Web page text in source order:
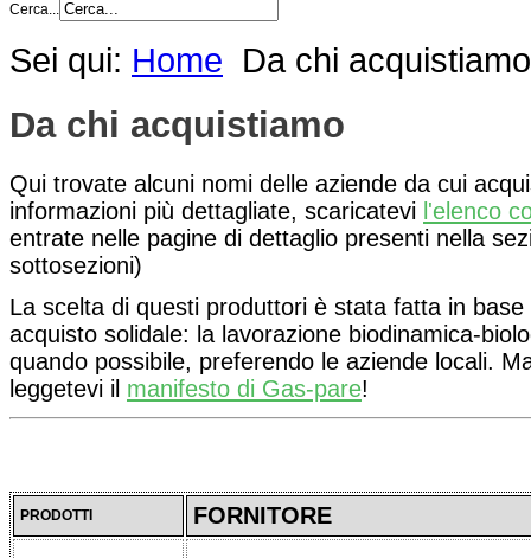
Cerca...
Sei qui: Home Da chi acquistiamo
Da chi acquistiamo
Qui trovate alcuni nomi delle aziende da cui
informazioni più dettagliate, scaricatevi l'elenco
entrate nelle pagine di dettaglio presenti nella
sottosezioni)
La scelta di questi produttori è stata fatta in
acquisto solidale: la lavorazione biodinamica-
quando possibile, preferendo le aziende locali.
leggetevi il manifesto di Gas-pare!
PRODOTTI FORNITORE